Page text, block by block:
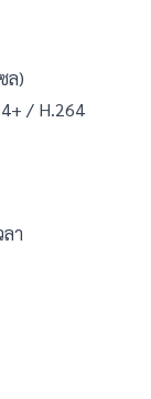
ล)
/ H.264
า